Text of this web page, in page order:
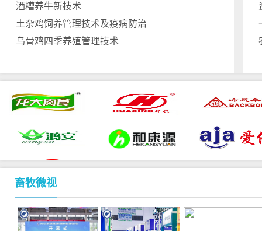
酒糟养牛新技术
土杂鸡饲养管理技术及疫病防治
乌骨鸡四季养殖管理技术
畜牧微视